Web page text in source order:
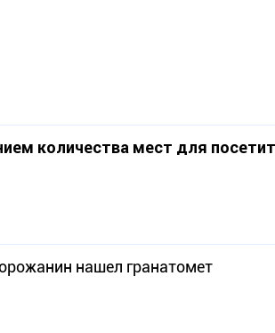
количества мест для
нашел гранатомет